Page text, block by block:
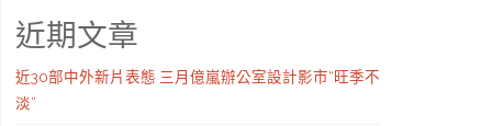
近期文章
近30部中外新片表態 三月億嵐辦公室設計影市“旺季不
淡”